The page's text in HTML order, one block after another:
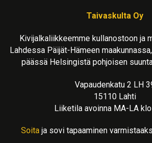
Taivaskulta Oy
Kivijalkaliikkeemme kullanostoon ja
Lahdessa Päijät-Hämeen
päässä Helsingistä pohjoisen
Vapaudenkatu 2 LH
15110 Lahti
Liiketila avoinna MA-LA
Soita ja sovi tapaaminen